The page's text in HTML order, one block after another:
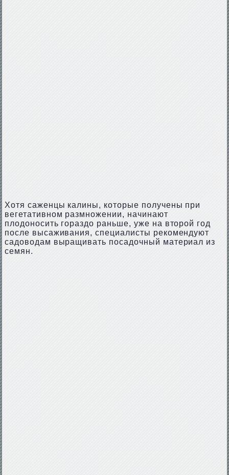
Хотя саженцы калины, которые получены при
вегетативном размножении, начинают
плодоносить гораздо раньше, уже на второй год
после высаживания, специалисты рекомендуют
садоводам выращивать посадочный материал из
семян.